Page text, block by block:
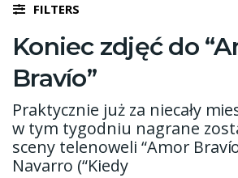
FILTERS
Koniec zdjęć do
Bravío”
Praktycznie już za niecały
w tym tygodniu nagrane
sceny telenoweli “Amor
Navarro (“Kiedy